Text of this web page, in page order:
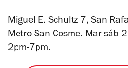
Miguel E. Schultz 7, San
Metro San Cosme. Mar-sáb
2pm-7pm.